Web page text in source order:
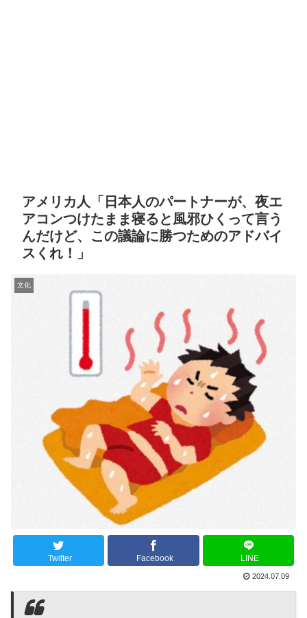
アメリカ人「日本人のパートナーが、夜エ
アコンつけたまま寝ると風邪ひくって言う
んだけど、この議論に勝つためのアドバイ
スくれ！」
文化
Twitter Facebook LINE
2024.07.09